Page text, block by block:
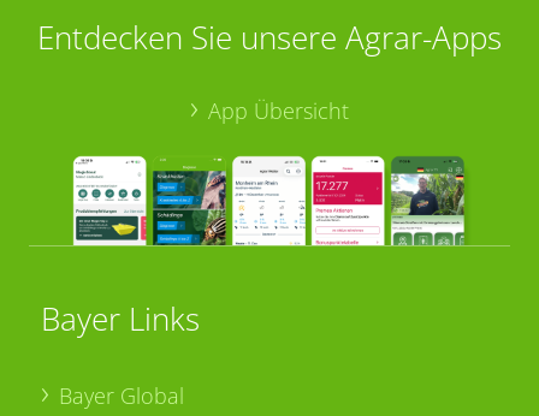
Entdecken Sie unsere Agrar-Apps
App Übersicht
Bayer Links
Bayer Global